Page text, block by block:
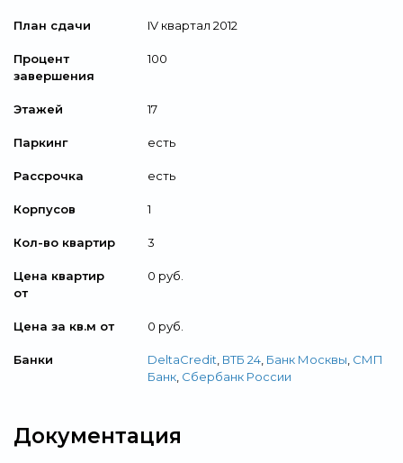
План сдачи IV квартал 2012
Процент
завершения
100
Этажей 17
Паркинг есть
Рассрочка есть
Корпусов 1
Кол-во квартир 3
Цена квартир
от
0 руб.
Цена за кв.м от 0 руб.
Банки DeltaCredit ВТБ 24 Банк Москвы СМП
Банк Сбербанк России
Документация